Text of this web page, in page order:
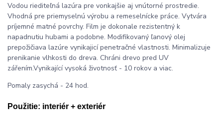
Vodou riediteľná lazúra pre vonkajšie aj vnútorné prostredie.
Vhodná pre priemyselnú výrobu a remeselnícke práce. Vytvára
príjemné matné povrchy. Film je dokonale rezistentný k
napadnutiu hubami a podobne. Modifikovaný ľanový olej
prepožičiava lazúre vynikajicí penetračné vlastnosti. Minimalizuje
prenikanie vlhkosti do dreva. Chráni drevo pred UV
zářením.Vynikající vysoká životnosť - 10 rokov a viac.
Pomaly zasychá - 24 hod.
Použitie: interiér + exteriér